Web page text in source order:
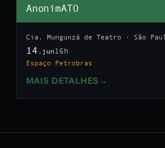
AnonimATO
Cia. Mungunzá de Teatro · São
14 .jun 16h
Espaço Petrobras
MAIS DETALHES →